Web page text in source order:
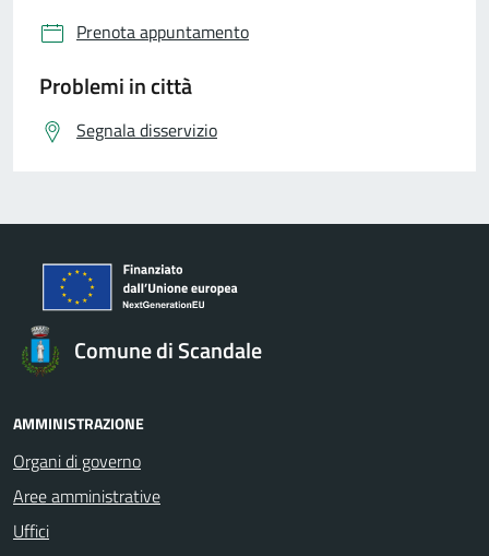
Prenota appuntamento
Problemi in città
Segnala disservizio
Comune di Scandale
AMMINISTRAZIONE
Organi di governo
Aree amministrative
Uffici